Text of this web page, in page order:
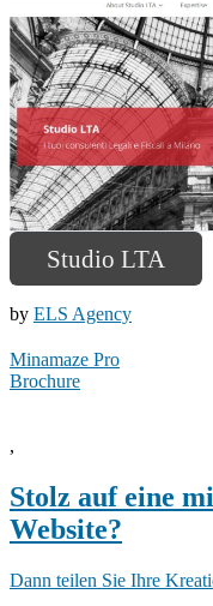
Studio LTA
by ELS Agency
Minamaze Pro
Brochure
,
Stolz auf eine
Website?
Dann teilen Sie Ihre